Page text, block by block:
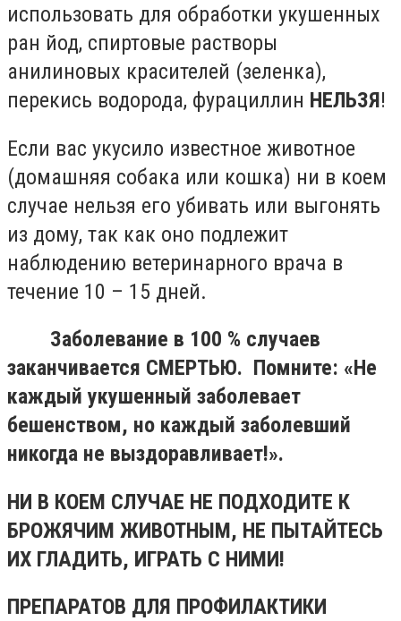
использовать для обработки укушенных
ран йод, спиртовые растворы
анилиновых красителей (зеленка),
перекись водорода, фурациллин НЕЛЬЗЯ!
Если вас укусило известное животное
(домашняя собака или кошка) ни в коем
случае нельзя его убивать или выгонять
из дому, так как оно подлежит
наблюдению ветеринарного врача в
течение 10 – 15 дней.
Заболевание в 100 % случаев
заканчивается СМЕРТЬЮ. Помните: «Не
каждый укушенный заболевает
бешенством, но каждый заболевший
никогда не выздоравливает!».
НИ В КОЕМ СЛУЧАЕ НЕ ПОДХОДИТЕ К
БРОЖЯЧИМ ЖИВОТНЫМ, НЕ ПЫТАЙТЕСЬ
ИХ ГЛАДИТЬ, ИГРАТЬ С НИМИ!
ПРЕПАРАТОВ ДЛЯ ПРОФИЛАКТИКИ